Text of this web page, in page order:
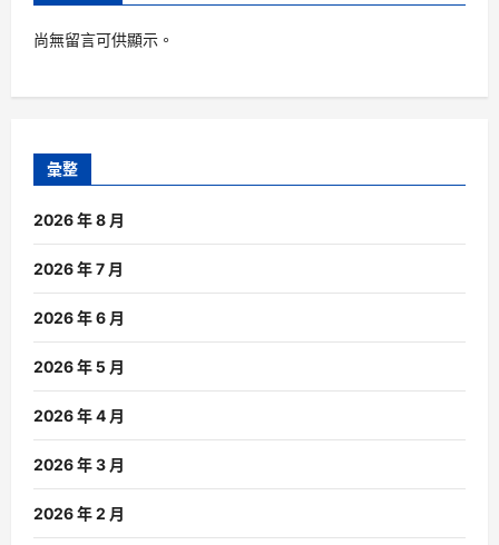
尚無留言可供顯示。
彙整
2026 年 8 月
2026 年 7 月
2026 年 6 月
2026 年 5 月
2026 年 4 月
2026 年 3 月
2026 年 2 月